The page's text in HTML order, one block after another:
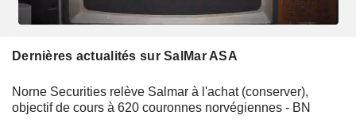
Dernières actualités sur SalMar ASA
Norne Securities relève Salmar à l'achat (conserver),
objectif de cours à 620 couronnes norvégiennes - BN